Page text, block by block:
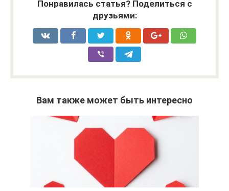
Понравилась статья? Поделиться с
друзьями:
Вам также может быть интересно